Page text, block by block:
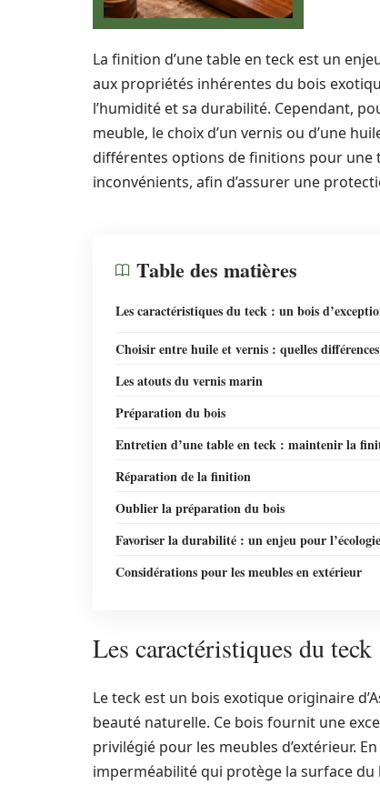
La finition d’une table en teck est un
aux propriétés inhérentes du bois
l’humidité et sa durabilité. Cependant,
meuble, le choix d’un vernis ou d’une
différentes options de finitions pour une
inconvénients, afin d’assurer une
Table des matières
Les caractéristiques du teck : un bois
Choisir entre huile et vernis : quelles
Les atouts du vernis marin
Préparation du bois
Entretien d’une table en teck : maintenir la
Réparation de la finition
Oublier la préparation du bois
Favoriser la durabilité : un enjeu pour l’écologie
Considérations pour les meubles en extérieur
Les caractéristiques du
Le teck est un bois exotique originaire
beauté naturelle. Ce bois fournit une
privilégié pour les meubles d’extérieur.
imperméabilité qui protège la surface du